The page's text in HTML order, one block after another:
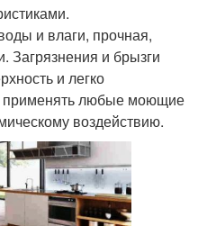
и влаги, прочная,
Загрязнения и брызги
и легко
применять любые моющие
воздействию.